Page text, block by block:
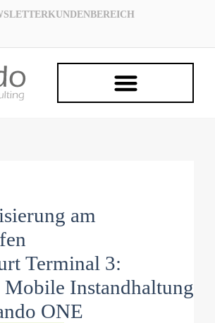
KUNDENBEREICH
am
Terminal 3:
Mobile Instandhaltung
ONE